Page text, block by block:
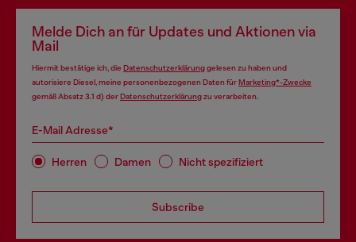
Melde Dich an für Updates und Aktionen via
Mail
Hiermit bestätige ich, die Datenschutzerklärunggelesen zu haben und
autorisiere Diesel, meine personenbezogenen Daten fürMarketing*-Zwecke
gemäß Absatz 3.1 d) derDatenschutzerklärungzu verarbeiten.
E-Mail Adresse*
Herren Damen Nicht spezifiziert
Subscribe